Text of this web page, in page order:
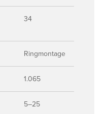
34
Ringmontage
1.065
5–25